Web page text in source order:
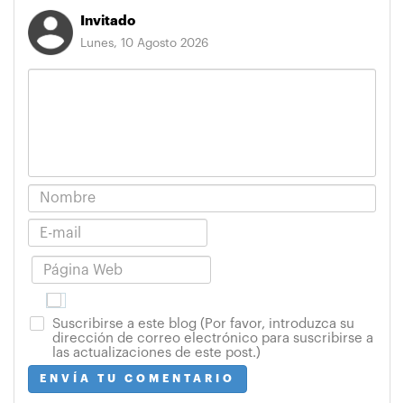
Invitado
Lunes, 10 Agosto 2026
Suscribirse a este blog (Por favor, introduzca su
dirección de correo electrónico para suscribirse a
las actualizaciones de este post.)
ENVÍA TU COMENTARIO